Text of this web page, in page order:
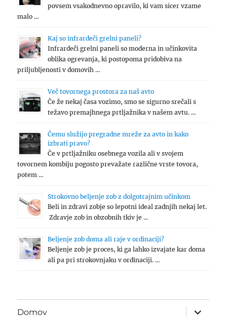
povsem vsakodnevno opravilo, ki vam sicer vzame
malo …
Kaj so infrardeči grelni paneli?
Infrardeči grelni paneli so moderna in učinkovita
oblika ogrevanja, ki postopoma pridobiva na
priljubljenosti v domovih …
Več tovornega prostora za naš avto
Če že nekaj časa vozimo, smo se sigurno srečali s
težavo premajhnega prtljažnika v našem avtu. …
Čemu služijo pregradne mreže za avto in kako
izbrati pravo?
Če v prtljažniku osebnega vozila ali v svojem
tovornem kombiju pogosto prevažate različne vrste tovora,
potem …
Strokovno beljenje zob z dolgotrajnim učinkom
Beli in zdravi zobje so lepotni ideal zadnjih nekaj let.
Zdravje zob in obzobnih tkiv je …
Beljenje zob doma ali raje v ordinaciji?
Beljenje zob je proces, ki ga lahko izvajate kar doma
ali pa pri strokovnjaku v ordinaciji. …
Domov
expand